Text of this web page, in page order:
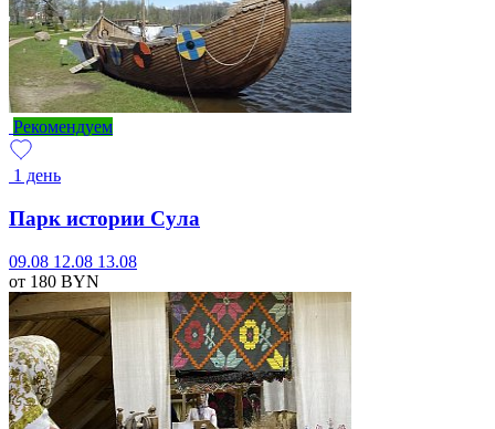
Рекомендуем
1 день
Парк истории Сула
09.08 12.08 13.08
от 180 BYN